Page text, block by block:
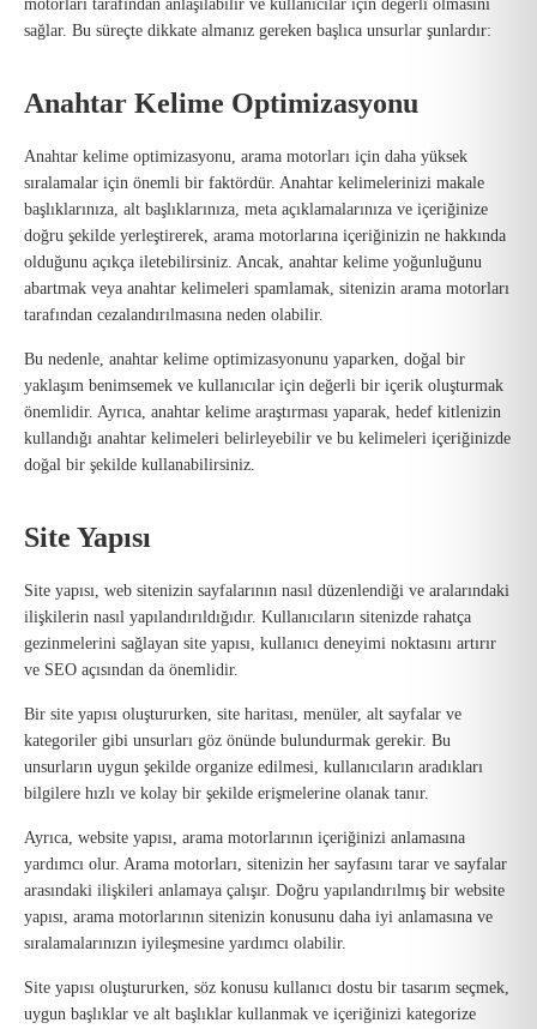
motorları tarafından anlaşılabilir ve kullanıcılar için değerli olmasını
sağlar. Bu süreçte dikkate almanız gereken başlıca unsurlar şunlardır:
Anahtar Kelime Optimizasyonu
Anahtar kelime optimizasyonu, arama motorları için daha yüksek
sıralamalar için önemli bir faktördür. Anahtar kelimelerinizi makale
başlıklarınıza, alt başlıklarınıza, meta açıklamalarınıza ve içeriğinize
doğru şekilde yerleştirerek, arama motorlarına içeriğinizin ne hakkında
olduğunu açıkça iletebilirsiniz. Ancak, anahtar kelime yoğunluğunu
abartmak veya anahtar kelimeleri spamlamak, sitenizin arama motorları
tarafından cezalandırılmasına neden olabilir.
Bu nedenle, anahtar kelime optimizasyonunu yaparken, doğal bir
yaklaşım benimsemek ve kullanıcılar için değerli bir içerik oluşturmak
önemlidir. Ayrıca, anahtar kelime araştırması yaparak, hedef kitlenizin
kullandığı anahtar kelimeleri belirleyebilir ve bu kelimeleri içeriğinizde
doğal bir şekilde kullanabilirsiniz.
Site Yapısı
Site yapısı, web sitenizin sayfalarının nasıl düzenlendiği ve aralarındaki
ilişkilerin nasıl yapılandırıldığıdır. Kullanıcıların sitenizde rahatça
gezinmelerini sağlayan site yapısı, kullanıcı deneyimi noktasını artırır
ve SEO açısından da önemlidir.
Bir site yapısı oluştururken, site haritası, menüler, alt sayfalar ve
kategoriler gibi unsurları göz önünde bulundurmak gerekir. Bu
unsurların uygun şekilde organize edilmesi, kullanıcıların aradıkları
bilgilere hızlı ve kolay bir şekilde erişmelerine olanak tanır.
Ayrıca, website yapısı, arama motorlarının içeriğinizi anlamasına
yardımcı olur. Arama motorları, sitenizin her sayfasını tarar ve sayfalar
arasındaki ilişkileri anlamaya çalışır. Doğru yapılandırılmış bir website
yapısı, arama motorlarının sitenizin konusunu daha iyi anlamasına ve
sıralamalarınızın iyileşmesine yardımcı olabilir.
Site yapısı oluştururken, söz konusu kullanıcı dostu bir tasarım seçmek,
uygun başlıklar ve alt başlıklar kullanmak ve içeriğinizi kategorize